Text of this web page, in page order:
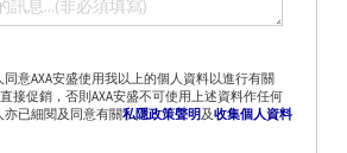
意AXA安盛使用我以上的個人資料以進行有關
接促銷，否則AXA安盛不可使用上述資料作任何
已細閱及同意有關私隱政策聲明及收集個人資料